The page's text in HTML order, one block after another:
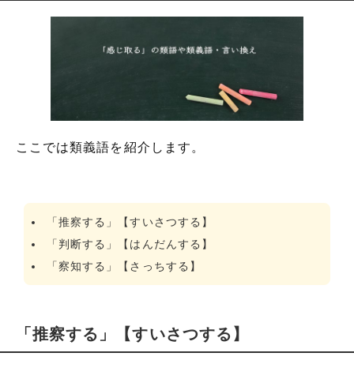
ここでは類義語を紹介します。
「推察する」【すいさつする】
「判断する」【はんだんする】
「察知する」【さっちする】
「推察する」【すいさつする】